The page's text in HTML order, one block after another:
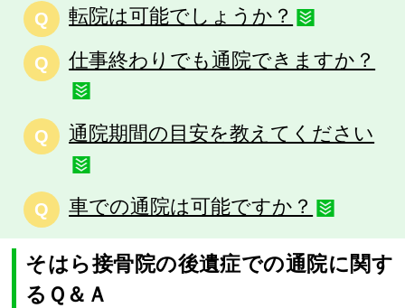
Q 転院は可能でしょうか？
Q 仕事終わりでも通院できますか？
Q 通院期間の目安を教えてください
Q 車での通院は可能ですか？
そはら接骨院の後遺症での通院に関す
るＱ＆Ａ